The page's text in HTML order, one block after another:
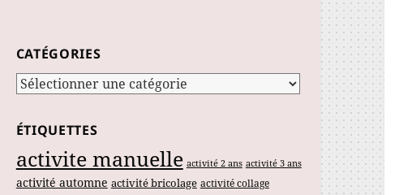
CATÉGORIES
Catégories
ÉTIQUETTES
activite manuelle activité 2 ans activité 3 ans
activité automne activité bricolage activité collage